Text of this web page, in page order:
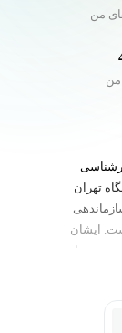
من
من
تهران
ایشان
حوزه‌های
خرد و
خود